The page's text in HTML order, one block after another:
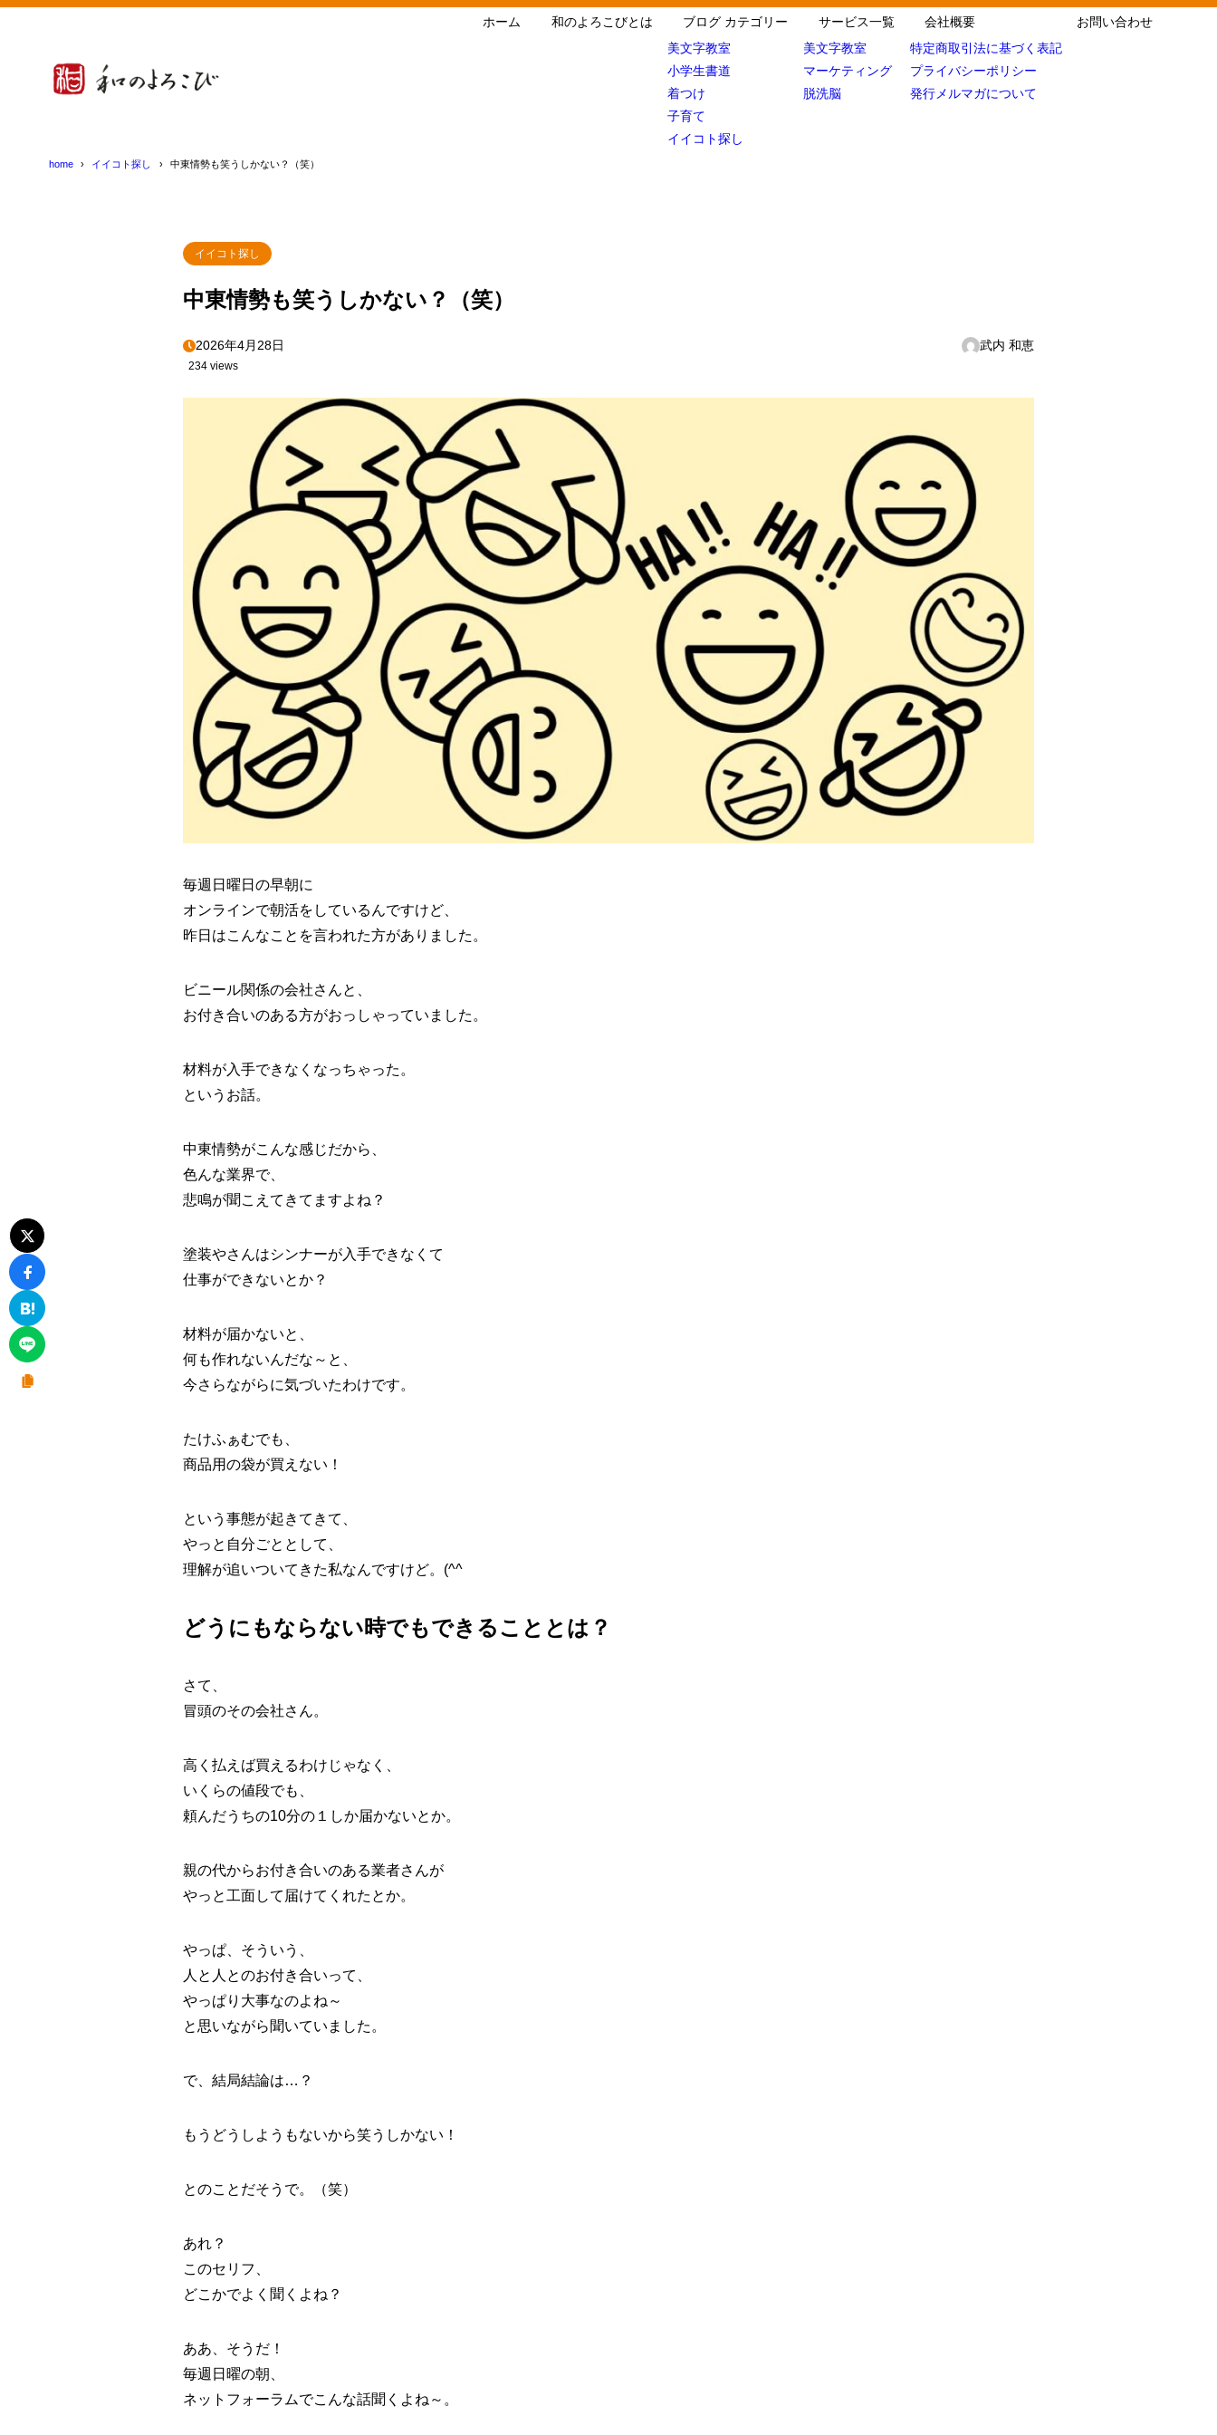
ホーム 和のよろこびとは
ブログ カテゴリー
美文字教室
小学生書道
着つけ
子育て
イイコト探し
サービス一覧
美文字教室
マーケティング
脱洗脳
会社概要
特定商取引法に基づく表記
プライバシーポリシー
発行メルマガについて
お問い合わせ
home イイコト探し 中東情勢も笑うしかない？（笑）
イイコト探し
中東情勢も笑うしかない？（笑）
2026年4月28日 武内 和恵
234 views
毎週日曜日の早朝に
オンラインで朝活をしているんですけど、
昨日はこんなことを言われた方がありました。
ビニール関係の会社さんと、
お付き合いのある方がおっしゃっていました。
材料が入手できなくなっちゃった。
というお話。
中東情勢がこんな感じだから、
色んな業界で、
悲鳴が聞こえてきてますよね？
塗装やさんはシンナーが入手できなくて
仕事ができないとか？
材料が届かないと、
何も作れないんだな～と、
今さらながらに気づいたわけです。
たけふぁむでも、
商品用の袋が買えない！
という事態が起きてきて、
やっと自分ごととして、
理解が追いついてきた私なんですけど。(^^ゞ
どうにもならない時でもできることとは？
さて、
冒頭のその会社さん。
高く払えば買えるわけじゃなく、
いくらの値段でも、
頼んだうちの10分の１しか届かないとか。
親の代からお付き合いのある業者さんが
やっと工面して届けてくれたとか。
やっぱ、そういう、
人と人とのお付き合いって、
やっぱり大事なのよね～
と思いながら聞いていました。
で、結局結論は…？
もうどうしようもないから笑うしかない！
とのことだそうで。（笑）
あれ？
このセリフ、
どこかでよく聞くよね？
ああ、そうだ！
毎週日曜の朝、
ネットフォーラムでこんな話聞くよね～。